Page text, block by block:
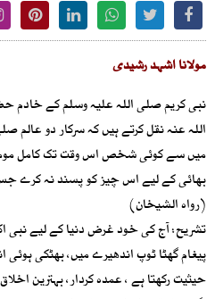
مولانا اشہد رشیدی
نبی کریم صلی اللہ علیہ وسلم کے خادم
اللہ عنہ نقل کرتے ہیں کہ سرکار دو عالم
میں سے کوئی شخص اس وقت تک کامل
بھائی کے لیے اس چیز کو پسند نہ کرے
(رواہ الشیخان)
تشریح: آج کی خود غرض دنیا کے لیے نبی
پیغام گھٹا ٹوپ اندھیرے میں، بھٹکی ہوئی
حیثیت رکھتا ہے ، عمدہ کردار، بہترین